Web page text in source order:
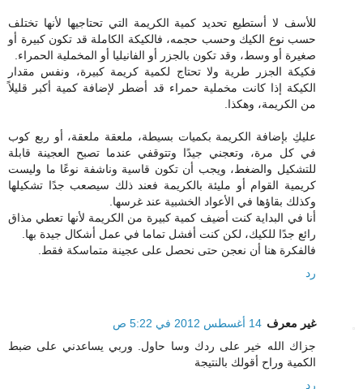
للأسف لا أستطيع تحديد كمية الكريمة التي تحتاجيها لأنها تختلف
حسب نوع الكيك وحسب حجمه، فالكيكة الكاملة قد تكون كبيرة أو
صغيرة أو وسط، وقد تكون بالجزر أو الفانيليا أو المخملية الحمراء.
فكيكة الجزر طرية ولا تحتاج لكمية كريمة كبيرة، ونفس مقدار
الكيكة إذا كانت مخملية حمراء قد أضطر لإضافة كمية أكبر قليلاً
من الكريمة، وهكذا.
عليكِ بإضافة الكريمة بكميات بسيطة، ملعقة ملعقة، أو ربع كوب
في كل مرة، وتعجني جيدًا وتتوقفي عندما تصبح العجينة قابلة
للتشكيل والضغط، ويجب أن تكون قاسية وناشفة نوعًا ما وليست
كريمية القوام أو مليئة بالكريمة فعند ذلك سيصعب جدًا تشكيلها
وكذلك بقاؤها في الأعواد الخشبية عند غرسها.
أنا في البداية كنت أضيف كمية كبيرة من الكريمة لأنها تعطي مذاق
رائع جدًا للكيك، لكن كنت أفشل تماما في عمل أشكال جيدة بها.
فالفكرة هنا أن نعجن حتى نحصل على عجينة متماسكة فقط.
رد
غير معرف 14 أغسطس 2012 في 5:22 ص
جزاك الله خير على ردك وسا حاول. وربي يساعدني على ضبط
الكمية وراح أقولك بالنتيجة
رد